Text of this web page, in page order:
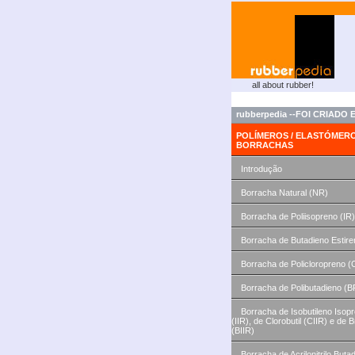
all about rubber!
rubberpedia --FOI CRIADO
POLÍMEROS /
BORRACHAS
Introdução
Borracha Natural (NR)
Borracha de Poliisopreno (IR)
Borracha de Butadieno
Borracha de Policloropreno
Borracha de Polibutadieno
Borracha de Isobutileno
(IIR), de Clorobutil (CIIR) e de
(BIIR)